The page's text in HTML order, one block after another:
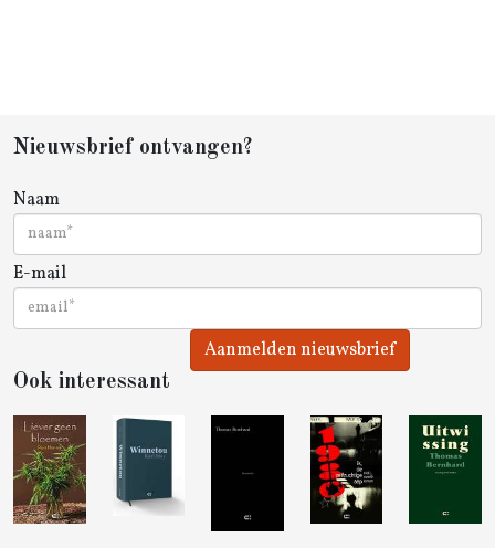
Nieuwsbrief ontvangen?
Naam
E-mail
Aanmelden nieuwsbrief
Ook interessant